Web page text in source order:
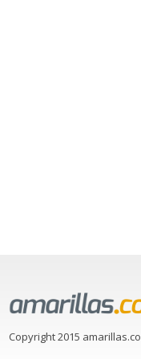
Copyright 2015